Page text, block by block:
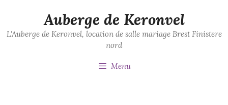
Auberge de Keronvel
L'Auberge de Keronvel, location de salle mariage Brest Finistere
nord
Menu